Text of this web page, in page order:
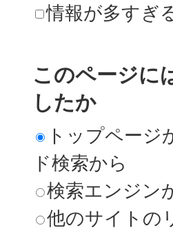
情報が多すぎ
このページに
したか
トップページ
ド検索から
検索エンジン
他のサイトの